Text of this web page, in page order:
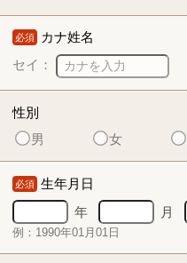
必須 カナ姓名
セイ：
性別
男
女
必須 生年月日
年
月
例：1990年01月01日